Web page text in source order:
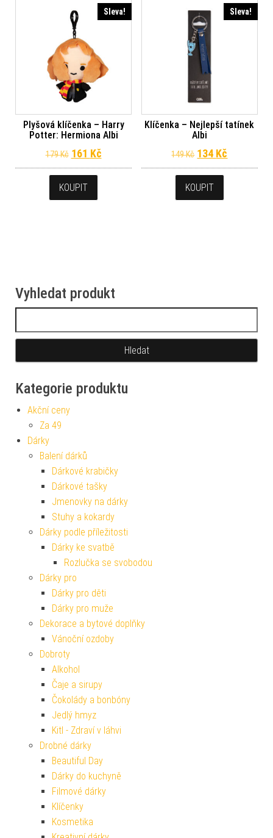
Sleva!
Plyšová klíčenka – Harry
Potter: Hermiona Albi
179Kč Původní cena byla: 179 Kč.
161 KčAktuální cena je: 161 Kč.
KOUPIT
Sleva!
Klíčenka – Nejlepší tatínek
Albi
149Kč Původní cena
134 Kč
KOUPIT
Vyhledat produkt
Kategorie produktu
Akční ceny
Za 49
Dárky
Balení dárků
Dárkové krabičky
Dárkové tašky
Jmenovky na dárky
Stuhy a kokardy
Dárky podle příležitosti
Dárky ke svatbě
Rozlučka se svobodou
Dárky pro
Dárky pro děti
Dárky pro muže
Dekorace a bytové doplňky
Vánoční ozdoby
Dobroty
Alkohol
Čaje a sirupy
Čokolády a bonbóny
Jedlý hmyz
Kitl - Zdraví v láhvi
Drobné dárky
Beautiful Day
Dárky do kuchyně
Filmové dárky
Klíčenky
Kosmetika